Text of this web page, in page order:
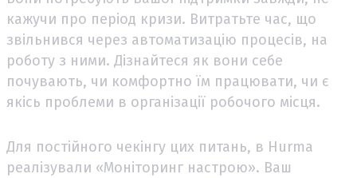
кажучи про період кризи. Витратьте час, що
звільнився через автоматизацію процесів, на
роботу з ними. Дізнайтеся як вони себе
почувають, чи комфортно їм працювати, чи є
якісь проблеми в організації робочого місця.
Для постійного чекінгу цих питань, в Hurma
реалізували «Моніторинг настрою». Ваш